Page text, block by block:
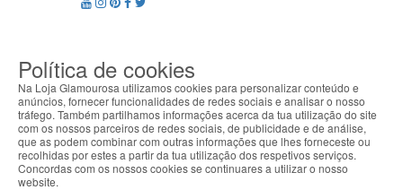
Apoio ao cliente Portugal
+351 223 234 702
(chamada para rede fixa nacional)
Política de cookies
Na Loja Glamourosa utilizamos cookies para personalizar conteúdo e
anúncios, fornecer funcionalidades de redes sociais e analisar o nosso
tráfego. Também partilhamos informações acerca da tua utilização do site
com os nossos parceiros de redes sociais, de publicidade e de análise,
que as podem combinar com outras informações que lhes forneceste ou
recolhidas por estes a partir da tua utilização dos respetivos serviços.
Concordas com os nossos cookies se continuares a utilizar o nosso
website.